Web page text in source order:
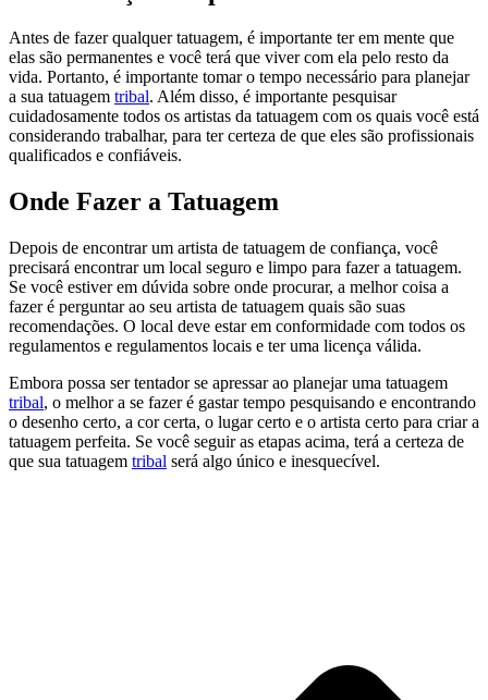
Antes de fazer qualquer tatuagem, é importante ter em mente que
elas são permanentes e você terá que viver com ela pelo resto da
vida. Portanto, é importante tomar o tempo necessário para planejar
a sua tatuagem tribal. Além disso, é importante pesquisar
cuidadosamente todos os artistas da tatuagem com os quais você está
considerando trabalhar, para ter certeza de que eles são profissionais
qualificados e confiáveis.
Onde Fazer a Tatuagem
Depois de encontrar um artista de tatuagem de confiança, você
precisará encontrar um local seguro e limpo para fazer a tatuagem.
Se você estiver em dúvida sobre onde procurar, a melhor coisa a
fazer é perguntar ao seu artista de tatuagem quais são suas
recomendações. O local deve estar em conformidade com todos os
regulamentos e regulamentos locais e ter uma licença válida.
Embora possa ser tentador se apressar ao planejar uma tatuagem
tribal, o melhor a se fazer é gastar tempo pesquisando e encontrando
o desenho certo, a cor certa, o lugar certo e o artista certo para criar a
tatuagem perfeita. Se você seguir as etapas acima, terá a certeza de
que sua tatuagem tribal será algo único e inesquecível.